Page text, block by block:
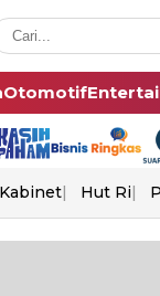
Otomotif
Hut Ri